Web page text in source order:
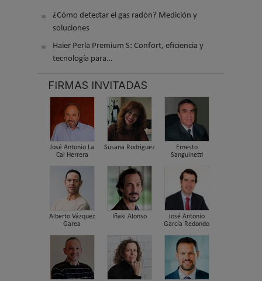
¿Cómo detectar el gas radón? Medición y
soluciones
Haier Perla Premium S: Confort, eficiencia y
tecnología para…
FIRMAS INVITADAS
José Antonio La
Cal Herrera
Susana Rodriguez
Ernesto
Sanguinetti
Alberto Vázquez
Garea
Iñaki Alonso
José Antonio
García Redondo